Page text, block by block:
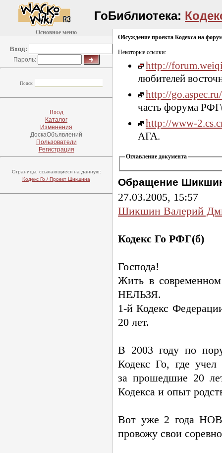
ГоБиблиотека:
Основное меню
Вход:
Пароль:
Поиск:
Вход
Каталог
Изменения
ДоскаОбъявлений
Пользователи
Регистрация
Страницы, ссылающиеся на данную:
Кодекс Го / Проект Шикшина
Обсуждение проекта Кодекса на
Некоторые ссылки:
http://
любителей
http://
часть форума
http://www-2
АГА.
Оглавление документа
Обращение
27.03.2005, 15:57
Шикшин Валерий
Кодекс Го РФГ(б)
Господа!
Жить в
НЕЛЬЗЯ.
1-й Кодекс
20 лет.
В 2003 году по
Кодекс Го, где учел
за прошедшие 20
Кодекса и опыт
Вот уже 2 года
провожу свои